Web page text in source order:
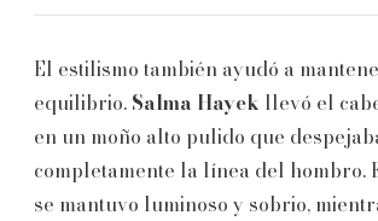
El estilismo también ayudó a
equilibrio. Salma Hayek llevó el
en un moño alto pulido que
completamente la línea del hombro.
se mantuvo luminoso y sobrio,